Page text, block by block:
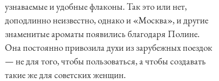
узнаваемые и удобные флаконы. Так это или нет,
доподлинно неизвестно, однако и «Москва», и другие
знаменитые ароматы появились благодаря Полине.
Она постоянно привозила духи из зарубежных поездок
— не для того, чтобы пользоваться, а чтобы создавать
такие же для советских женщин.